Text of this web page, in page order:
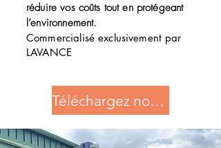
réduire vos coûts tout en protégeant
l’environnement.
Commercialisé exclusivement par
LAVANCE
Téléchargez notre documentation